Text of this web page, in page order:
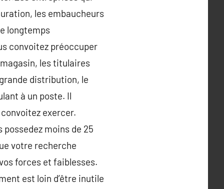
les embaucheurs
longtemps
convoitez préoccuper
les titulaires
distribution, le
à un poste. Il
exercer.
moins de 25
votre recherche
forces et faiblesses.
est loin d’être inutile